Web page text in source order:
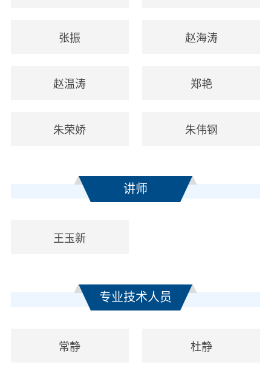
张振 赵海涛
赵温涛 郑艳
朱荣娇 朱伟钢
讲师
王玉新
专业技术人员
常静 杜静